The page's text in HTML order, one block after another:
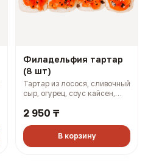
Филадельфия тартар
(8 шт)
Тартар из лосося, сливочный
сыр, огурец, соус кайсен,
2 950 ₸
В корзину